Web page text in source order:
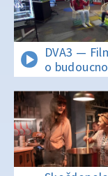
DVA3 —
o
a umělá
inteligence